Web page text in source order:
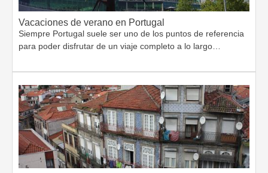
Vacaciones de verano en Portugal
Siempre Portugal suele ser uno de los puntos de referencia
para poder disfrutar de un viaje completo a lo largo…